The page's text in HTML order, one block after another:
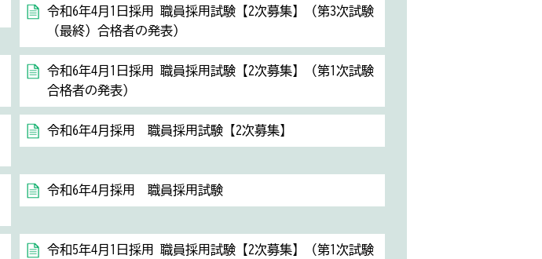
令和6年4月1日採用 職員採用試験【2次募集】（第3次試験
（最終）合格者の発表）
令和6年4月1日採用 職員採用試験【2次募集】（第1次試験
合格者の発表）
令和6年4月採用 職員採用試験【2次募集】
令和6年4月採用 職員採用試験
令和5年4月1日採用 職員採用試験【2次募集】（第1次試験